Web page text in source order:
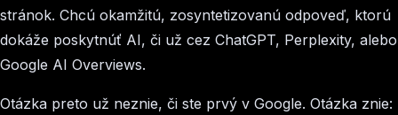
stránok. Chcú okamžitú, zosyntetizovanú odpoveď, ktorú
dokáže poskytnúť AI, či už cez ChatGPT, Perplexity, alebo
Google AI Overviews.
Otázka preto už neznie, či ste prvý v Google. Otázka znie: